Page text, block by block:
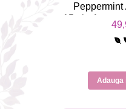
Peppermint
15ml -
Adauga